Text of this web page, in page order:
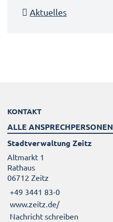
Aktuelles
KONTAKT
ALLE ANSPRECHPERSONEN
Stadtverwaltung Zeitz
Altmarkt 1
Rathaus
06712 Zeitz
+49 3441 83-0
www.zeitz.de/
Nachricht schreiben